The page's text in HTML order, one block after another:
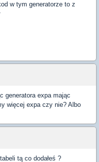
w tym generatorze to z
generatora expa mając
więcej expa czy nie? Albo
tą co dodałeś ?